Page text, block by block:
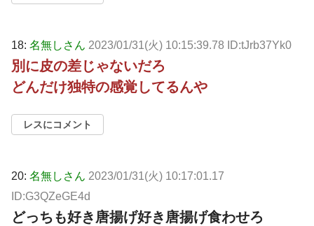
18: 名無しさん 2023/01/31(火) 10:15:39.78 ID:tJrb37Yk0
別に皮の差じゃないだろ
どんだけ独特の感覚してるんや
レスにコメント
20: 名無しさん 2023/01/31(火) 10:17:01.17
ID:G3QZeGE4d
どっちも好き唐揚げ好き唐揚げ食わせろ